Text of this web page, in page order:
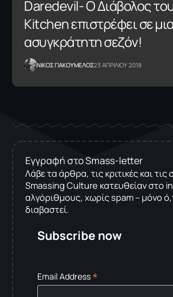
Daredevil- Ο Διάβολος
Kitchen επιστρέφει σε μια
ασυγκράτητη σεζόν!
NΙΚΟΣ ΓΙΑΚΟΥΜΕΛΟΣ23 ΑΠΡΙΛΙΟΥ 2018
Εγγραφή στο Smass-letter
Λάβε τα άρθρα, τις κριτικές και τις
Smassing Culture κατευθείαν στο
αλγόριθμους, χωρίς spam – μόνο
διαβαστεί.
Subscribe now
Email Address*